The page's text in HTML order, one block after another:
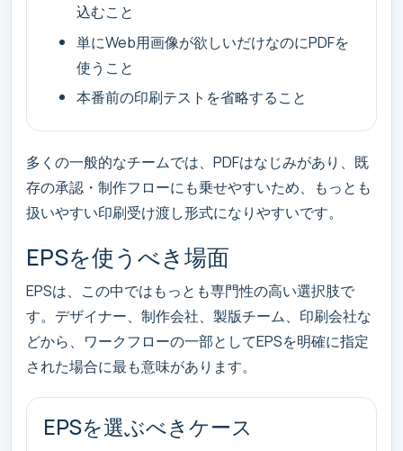
込むこと
単にWeb用画像が欲しいだけなのにPDFを
使うこと
本番前の印刷テストを省略すること
多くの一般的なチームでは、PDFはなじみがあり、既
存の承認・制作フローにも乗せやすいため、もっとも
扱いやすい印刷受け渡し形式になりやすいです。
EPSを使うべき場面
EPSは、この中ではもっとも専門性の高い選択肢で
す。デザイナー、制作会社、製版チーム、印刷会社な
どから、ワークフローの一部としてEPSを明確に指定
された場合に最も意味があります。
EPSを選ぶべきケース